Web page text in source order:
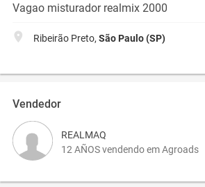
Vagao misturador realmix 2000
Ribeirão Preto, São Paulo (SP)
Vendedor
REALMAQ
12 AÑOS vendendo em Agroads